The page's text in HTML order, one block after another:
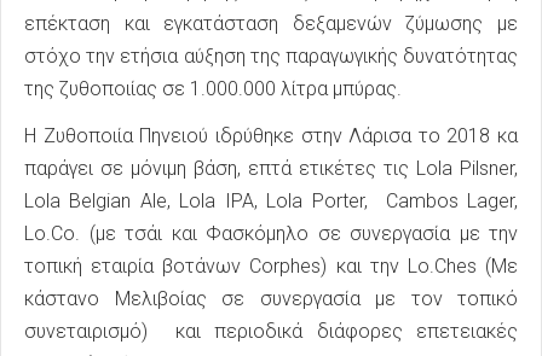
επέκταση και εγκατάσταση δεξαμενών ζύμωσης με
στόχο την ετήσια αύξηση της παραγωγικής δυνατότητας
της ζυθοποιίας σε 1.000.000 λίτρα μπύρας.
Η Ζυθοποιία Πηνειού ιδρύθηκε στην Λάρισα το 2018 κα
παράγει σε μόνιμη βάση, επτά ετικέτες τις Lola Pilsner,
Lola Belgian Ale, Lola IPA, Lola Porter, Cambos Lager,
Lo.Co. (με τσάι και Φασκόμηλο σε συνεργασία με την
τοπική εταιρία βοτάνων Corphes) και την Lo.Ches (Με
κάστανο Μελιβοίας σε συνεργασία με τον τοπικό
συνεταιρισμό) και περιοδικά διάφορες επετειακές